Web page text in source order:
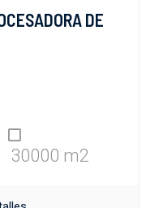
DE
30000 m2